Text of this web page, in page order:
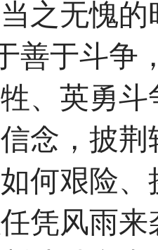
之无愧
于斗争
、英勇
念，披
何艰险
凭风雨